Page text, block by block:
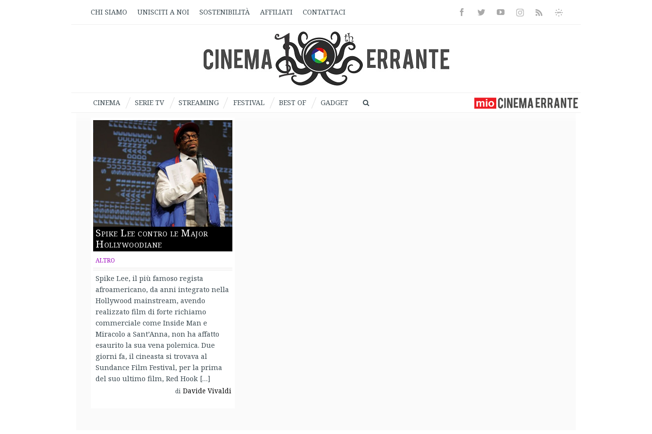
CHI SIAMO UNISCITI A NOI SOSTENIBILITÀ AFFILIATI CONTATTACI FacebookTwitterYoutubeInstagramRss
Informativa
CINEMA SERIE TV STREAMING FESTIVAL BEST OF GADGET
Spike Lee contro le Major
Hollywoodiane
ALTRO
Spike Lee, il più famoso regista
afroamericano, da anni integrato nella
Hollywood mainstream, avendo
realizzato film di forte richiamo
commerciale come Inside Man e
Miracolo a Sant’Anna, non ha affatto
esaurito la sua vena polemica. Due
giorni fa, il cineasta si trovava al
Sundance Film Festival, per la prima
del suo ultimo film, Red Hook […]
di Davide Vivaldi